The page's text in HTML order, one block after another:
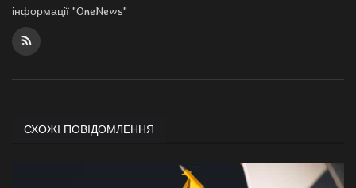
інформації "OneNews"
СХОЖІ ПОВІДОМЛЕННЯ